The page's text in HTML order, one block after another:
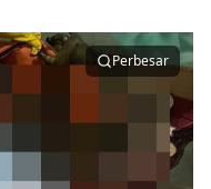
Perbesar